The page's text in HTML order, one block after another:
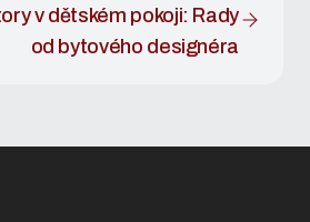
v dětském pokoji: Rady
od bytového designéra